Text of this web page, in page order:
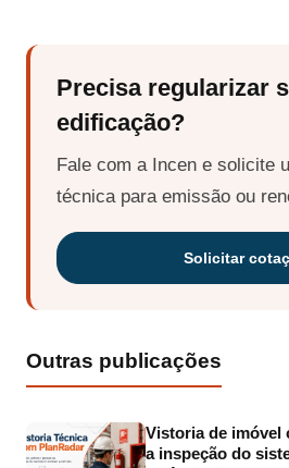
Precisa regularizar
edificação?
Fale com a Incen e solicite
técnica para emissão ou
Solicitar
Outras publicações
Vistoria de imóvel
a inspeção do